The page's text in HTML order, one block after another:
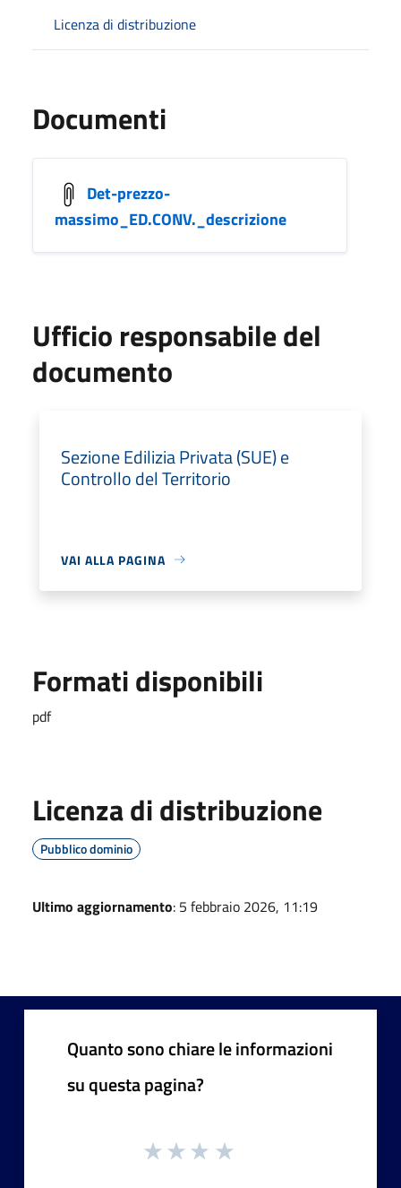
Licenza di distribuzione
Documenti
Det-prezzo-
massimo_ED.CONV._descrizione
Ufficio responsabile del
documento
Sezione Edilizia Privata (SUE) e
Controllo del Territorio
VAI ALLA PAGINA
Formati disponibili
pdf
Licenza di distribuzione
Pubblico dominio
Ultimo aggiornamento: 5 febbraio 2026, 11:19
Quanto sono chiare le informazioni
su questa pagina?